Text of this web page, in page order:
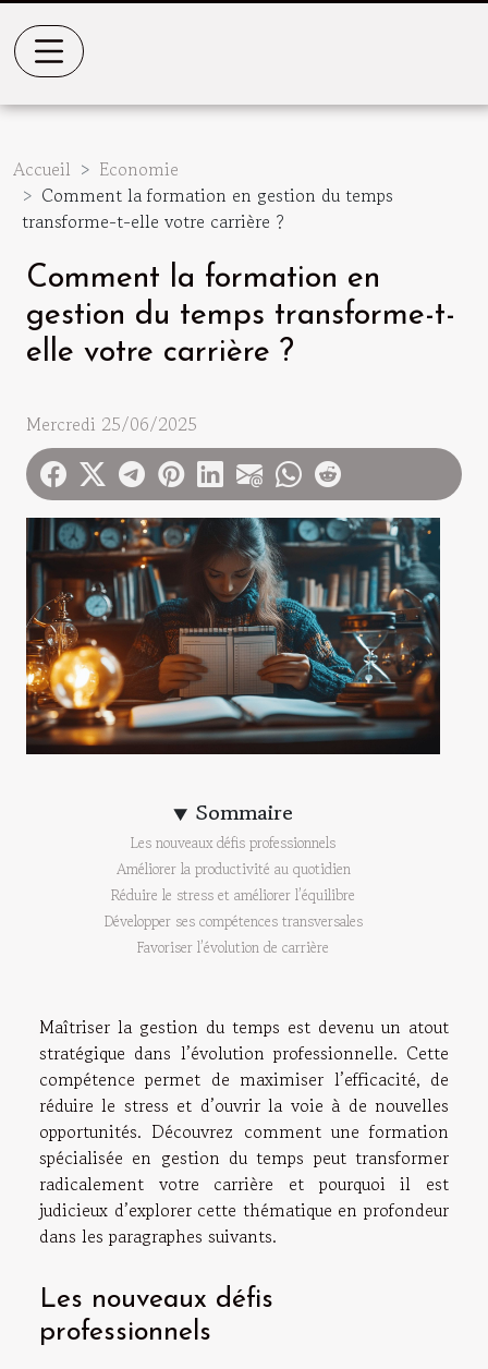
Accueil
Economie
Comment la formation en gestion du temps
transforme-t-elle votre carrière ?
Comment la formation en
gestion du temps transforme-t-
elle votre carrière ?
Mercredi 25/06/2025
Sommaire
Les nouveaux défis professionnels
Améliorer la productivité au quotidien
Réduire le stress et améliorer l’équilibre
Développer ses compétences transversales
Favoriser l’évolution de carrière
Maîtriser la gestion du temps est devenu un atout
stratégique dans l’évolution professionnelle. Cette
compétence permet de maximiser l’efficacité, de
réduire le stress et d’ouvrir la voie à de nouvelles
opportunités. Découvrez comment une formation
spécialisée en gestion du temps peut transformer
radicalement votre carrière et pourquoi il est
judicieux d’explorer cette thématique en profondeur
dans les paragraphes suivants.
Les nouveaux défis
professionnels